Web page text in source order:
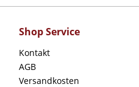
Shop Service
Kontakt
AGB
Versandkosten